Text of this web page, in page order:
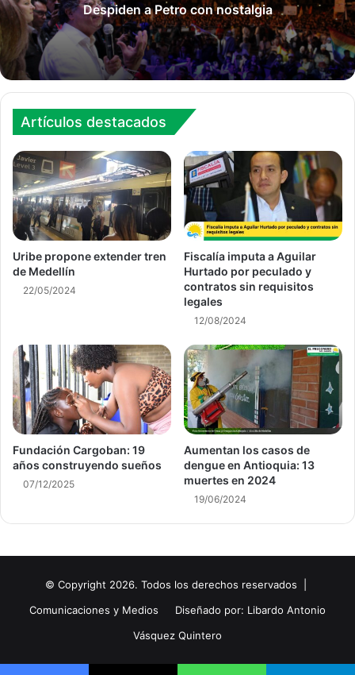
Despiden a Petro con nostalgia
Artículos destacados
Uribe propone extender tren
de Medellín
22/05/2024
Fiscalía imputa a Aguilar
Hurtado por peculado y
contratos sin requisitos
legales
12/08/2024
Fundación Cargoban: 19
años construyendo sueños
07/12/2025
Aumentan los casos de
dengue en Antioquia: 13
muertes en 2024
19/06/2024
© Copyright 2026. Todos los derechos reservados |
Comunicaciones y Medios
Diseñado por: Libardo Antonio
Vásquez Quintero